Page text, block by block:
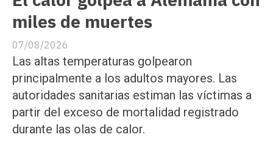
miles de muertes
07/08/2026
Las altas temperaturas golpearon
principalmente a los adultos mayores. Las
autoridades sanitarias estiman las víctimas a
partir del exceso de mortalidad registrado
durante las olas de calor.